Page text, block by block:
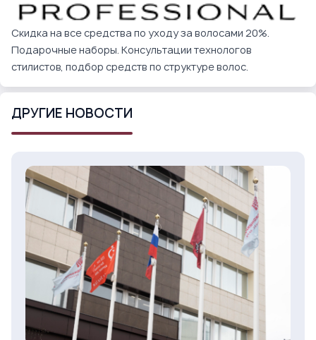
Скидка на все средства по уходу за волосами 20%.
Подарочные наборы. Консультации технологов
стилистов, подбор средств по структуре волос.
ДРУГИЕ НОВОСТИ